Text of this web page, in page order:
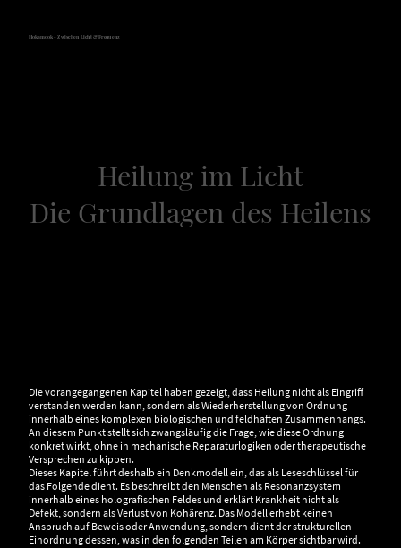
Hokamook - Zwischen Licht & Frequenz
Heilung im Licht
Die Grundlagen des Heilens
Die vorangegangenen Kapitel haben gezeigt, dass Heilung nicht als Eingriff
verstanden werden kann, sondern als Wiederherstellung von Ordnung
innerhalb eines komplexen biologischen und feldhaften Zusammenhangs.
An diesem Punkt stellt sich zwangsläufig die Frage, wie diese Ordnung
konkret wirkt, ohne in mechanische Reparaturlogiken oder therapeutische
Versprechen zu kippen.
Dieses Kapitel führt deshalb ein Denkmodell ein, das als Leseschlüssel für
das Folgende dient. Es beschreibt den Menschen als Resonanzsystem
innerhalb eines holografischen Feldes und erklärt Krankheit nicht als
Defekt, sondern als Verlust von Kohärenz. Das Modell erhebt keinen
Anspruch auf Beweis oder Anwendung, sondern dient der strukturellen
Einordnung dessen, was in den folgenden Teilen am Körper sichtbar wird.